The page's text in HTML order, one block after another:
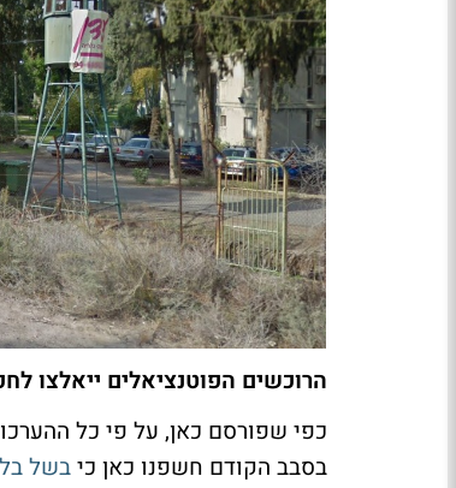
הרוכשים הפוטנציאלים ייאלצו
בסבב הקודם חשפנו כאן כיבשל